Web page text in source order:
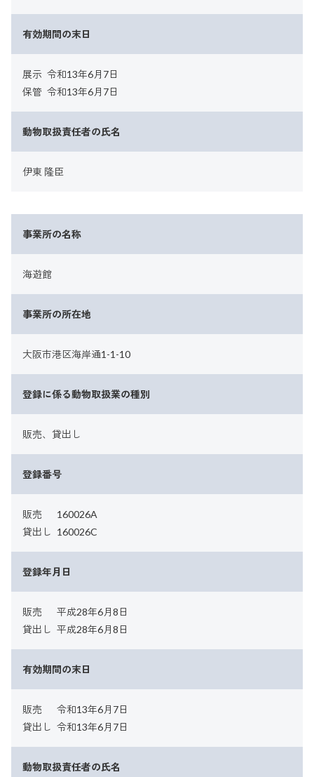
有効期間の末日
展示 令和13年6月7日
保管 令和13年6月7日
動物取扱責任者の氏名
伊東 隆臣
事業所の名称
海遊館
事業所の所在地
大阪市港区海岸通1-1-10
登録に係る動物取扱業の種別
販売、貸出し
登録番号
販売
160026A
貸出し 160026C
登録年月日
販売
平成28年6月8日
貸出し 平成28年6月8日
有効期間の末日
販売
令和13年6月7日
貸出し 令和13年6月7日
動物取扱責任者の氏名